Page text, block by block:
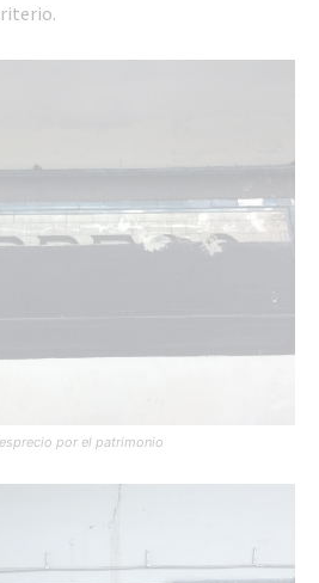
por el patrimonio